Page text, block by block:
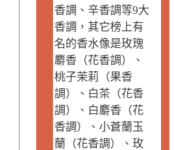
香調、辛香調等9大
香調，其它榜上有
名的香水像是玫瑰
麝香（花香調）、
桃子茉莉（果香
調）、白茶（花香
調）、白麝香（花
香調）、小蒼蘭玉
蘭（花香調）、玫